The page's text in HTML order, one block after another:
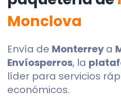
Monclova
Envía de Monterreya
Envíosperros, la
líder para servicios
económicos.